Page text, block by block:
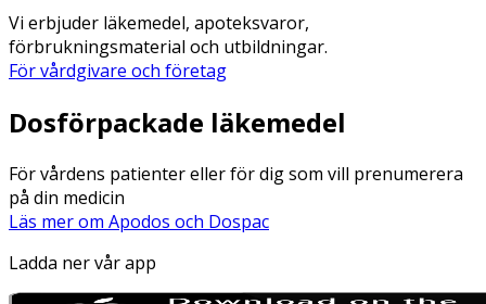
Vi erbjuder läkemedel, apoteksvaror,
förbrukningsmaterial och utbildningar.
För vårdgivare och företag
Dosförpackade läkemedel
För vårdens patienter eller för dig som vill prenumerera
på din medicin
Läs mer om Apodos och Dospac
Ladda ner vår app